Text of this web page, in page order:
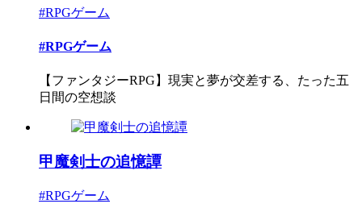
#RPGゲーム
#RPGゲーム
【ファンタジーRPG】現実と夢が交差する、たった五
日間の空想談
甲魔剣士の追憶譚
#RPGゲーム